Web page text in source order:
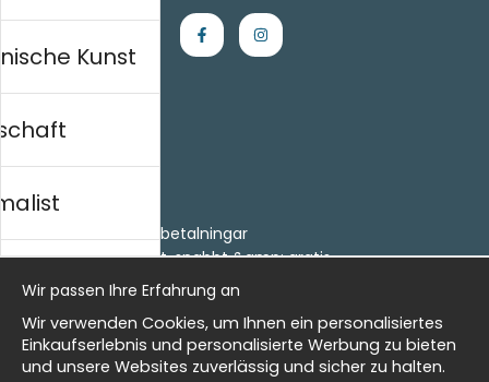
Einkaufen
Villkor
- Returer och återbetalningar
- Leverans - enkelt, snabbt &amp; gratis
Om cookies
Meine Favoriten
Information
Kunst
history
Wir passen Ihre Erfahrung an
Wir verwenden Cookies, um Ihnen ein personalisiertes
Einkaufserlebnis und personalisierte Werbung zu bieten
und unsere Websites zuverlässig und sicher zu halten.